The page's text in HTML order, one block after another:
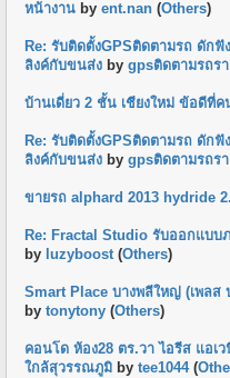
หน้างาน byent.nan (Others)
Re: รับติดตั้งGPSติดตามรถ ดักฟั
ลิงค์กับขนส่ง bygpsติดตามรถร
บ้านเดี่ยว 2 ชั้น เชียงใหม่ ข้อดีที่
Re: รับติดตั้งGPSติดตามรถ ดักฟั
ลิงค์กับขนส่ง bygpsติดตามรถร
ขายรถ alphard 2013 hydride
Re: Fractal Studio รับออกแบบ
by luzyboost(Others)
Smart Place บางพลีใหญ่ (เพลส
bytonytony (Others)
คอนโด ห้อง28 ตร.วา ไอรีส แอ
ใกล้สุวรรณภูมิ bytee1044(